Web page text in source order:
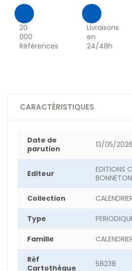
20
000
Références
Livraisons
en
24/48h
CARACTÉRISTIQUES
Date de
parution
13/05/2026
Editeur
EDITIONS
BONNETON
Collection
Type
Famille
Réf
Cartothèque
58238